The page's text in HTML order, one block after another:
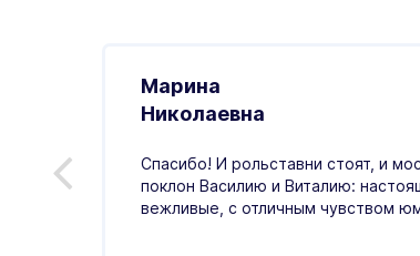
Марина
Николаевна
Спасибо! И рольставни стоят, и
поклон Василию и Виталию:
вежливые, с отличным чувством